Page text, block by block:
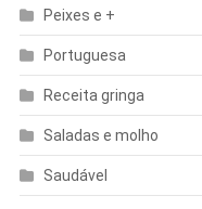
Peixes e +
Portuguesa
Receita gringa
Saladas e molho
Saudável